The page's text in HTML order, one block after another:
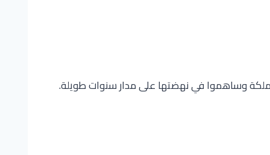
للمملكة وساهموا في نهضتها على مدار سنوات طويلة.